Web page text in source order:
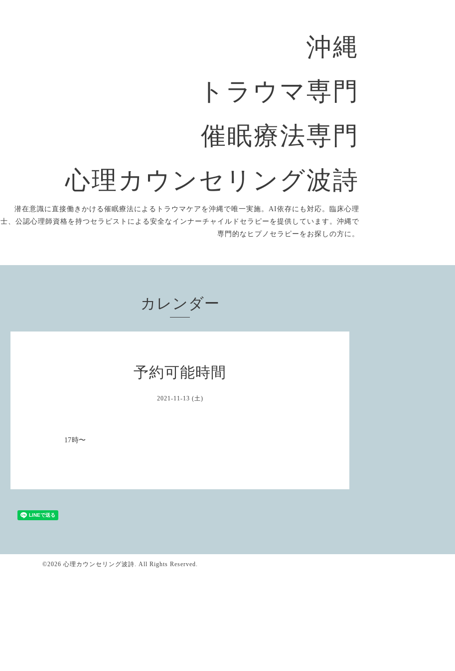
沖縄
トラウマ専門
催眠療法専門
心理カウンセリング波詩
潜在意識に直接働きかける催眠療法によるトラウマケアを沖縄で唯一実施。AI依存にも対応。臨床心理
士、公認心理師資格を持つセラピストによる安全なインナーチャイルドセラピーを提供しています。沖縄で
専門的なヒプノセラピーをお探しの方に。
カレンダー
予約可能時間
2021-11-13 (土)
17時〜
©2026 心理カウンセリング波詩 . All Rights Reserved.